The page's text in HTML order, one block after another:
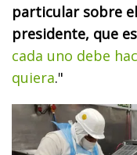
particular sobre
presidente, que
cada uno debe
quiera."